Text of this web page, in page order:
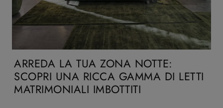
ARREDA LA TUA ZONA NOTTE:
SCOPRI UNA RICCA GAMMA DI LETTI
MATRIMONIALI IMBOTTITI